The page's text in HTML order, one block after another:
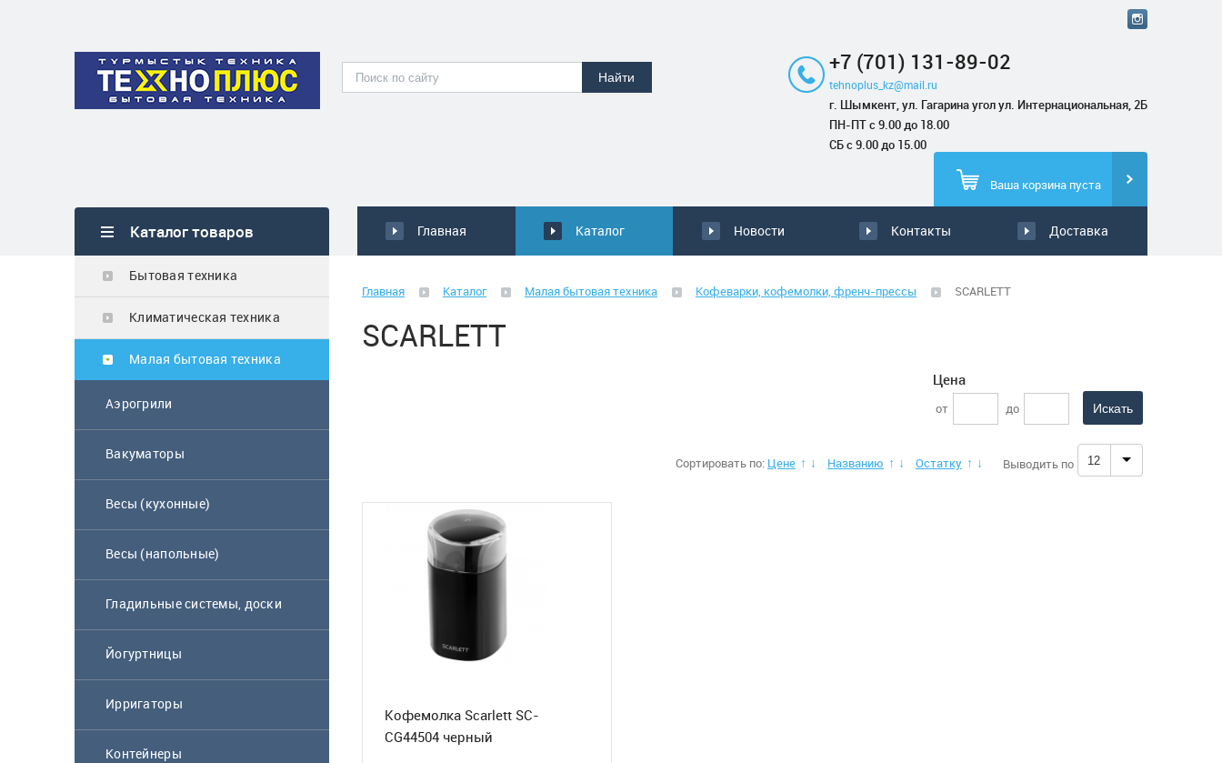
+7 (701) 131-89-02
tehnoplus_kz@mail.ru
г. Шымкент, ул. Гагарина угол ул. Интернациональная, 2Б
ПН-ПТ с 9.00 до 18.00
СБ с 9.00 до 15.00
Каталог товаров Главная Каталог Новости Контакты Доставка
Ваша корзина пуста
Бытовая техника
Климатическая техника
Малая бытовая техника
Аэрогрили
Вакуматоры
Весы (кухонные)
Весы (напольные)
Гладильные системы, доски
Йогуртницы
Ирригаторы
Контейнеры
Главная Каталог Малая бытовая техника Кофеварки, кофемолки, френч-прессы SCARLETT
SCARLETT
Цена
от до
Сортировать по: Цене ↑ ↓ Названию ↑ ↓ Остатку ↑ ↓ Выводить по 12
Кофемолка Scarlett SC-
CG44504 черный